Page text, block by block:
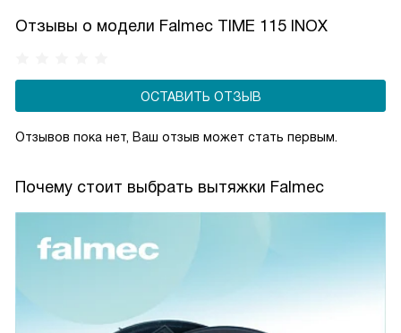
может гибко управлять мощностью вытяжки, снижая
сохраняя комфортную атмосферу на кухне.
Отзывы о модели Falmec TIME 115 INOX
ОСТАВИТЬ ОТЗЫВ
Отзывов пока нет, Ваш отзыв может стать первым.
Почему стоит выбрать вытяжки Falmec